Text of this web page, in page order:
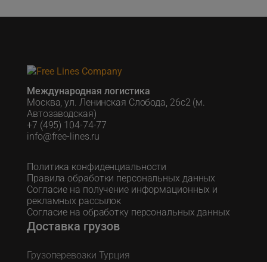
Международная логистика
Москва, ул. Ленинская Слобода, 26с2 (м.
Автозаводская)
+7 (495) 104-74-77
info@free-lines.ru
Политика конфиденциальности
Правила обработки персональных данных
Согласие на получение информационных и
рекламных рассылок
Согласие на обработку персональных данных
Доставка грузов
Грузоперевозки Турция